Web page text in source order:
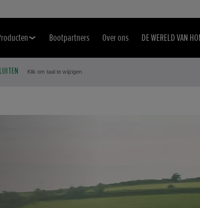
Bootpartners Over ons DE WERELD VAN
Klik om taal te wijzigen